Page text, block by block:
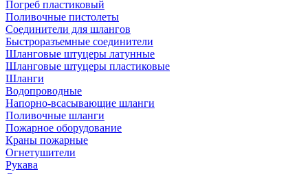
Погреб пластиковый
Поливочные пистолеты
Соединители для шлангов
Быстроразъемные соединители
Шланговые штуцеры латунные
Шланговые штуцеры пластиковые
Шланги
Водопроводные
Напорно-всасывающие шланги
Поливочные шланги
Пожарное оборудование
Краны пожарные
Огнетушители
Рукава